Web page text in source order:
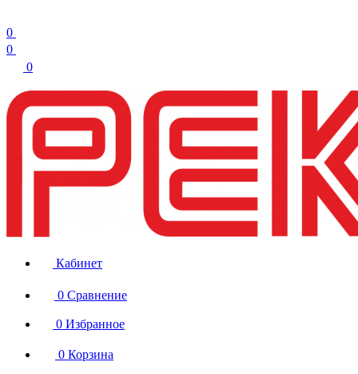
0
0
0
Кабинет
0 Сравнение
0 Избранное
0 Корзина